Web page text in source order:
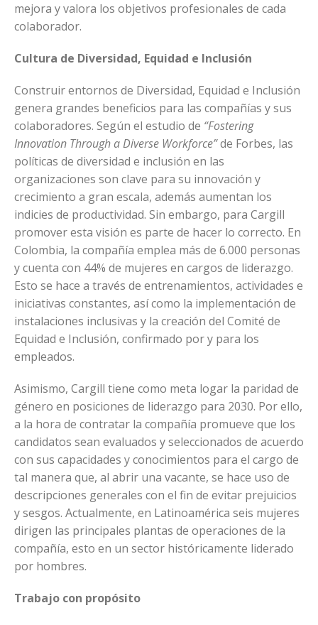
mejora y valora los objetivos profesionales de cada
colaborador.
Cultura de Diversidad, Equidad e Inclusión
Construir entornos de Diversidad, Equidad e Inclusión
genera grandes beneficios para las compañías y sus
colaboradores. Según el estudio de “Fostering
Innovation Through a Diverse Workforce”de Forbes, las
políticas de diversidad e inclusión en las
organizaciones son clave para su innovación y
crecimiento a gran escala, además aumentan los
indicies de productividad. Sin embargo, para Cargill
promover esta visión es parte de hacer lo correcto. En
Colombia, la compañía emplea más de 6.000 personas
y cuenta con 44% de mujeres en cargos de liderazgo.
Esto se hace a través de entrenamientos, actividades e
iniciativas constantes, así como la implementación de
instalaciones inclusivas y la creación del Comité de
Equidad e Inclusión, confirmado por y para los
empleados.
Asimismo, Cargill tiene como meta logar la paridad de
género en posiciones de liderazgo para 2030. Por ello,
a la hora de contratar la compañía promueve que los
candidatos sean evaluados y seleccionados de acuerdo
con sus capacidades y conocimientos para el cargo de
tal manera que, al abrir una vacante, se hace uso de
descripciones generales con el fin de evitar prejuicios
y sesgos. Actualmente, en Latinoamérica seis mujeres
dirigen las principales plantas de operaciones de la
compañía, esto en un sector históricamente liderado
por hombres.
Trabajo con propósito